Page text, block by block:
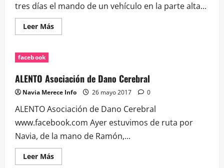
tres días el mando de un vehículo en la parte alta...
Leer MásLeer
más
facebook
ALENTO Asociación de Dano Cerebral
Navia Merece Info 26 mayo 2017 0
ALENTO Asociación de Dano Cerebral
www.facebook.com Ayer estuvimos de ruta por
Navia, de la mano de Ramón,...
Leer MásLeer
más